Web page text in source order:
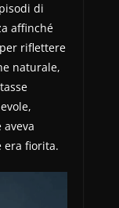
di
affinché
riflettere
naturale,
era fiorita.